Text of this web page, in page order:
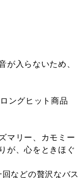
が入らないため、
ングヒット商品
マリー、カモミー
が、心をときほぐ
などの贅沢なバス